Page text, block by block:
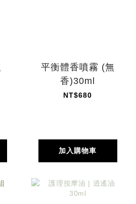
平衡體香噴霧 (無
香)30ml
NT$680
加入購物車